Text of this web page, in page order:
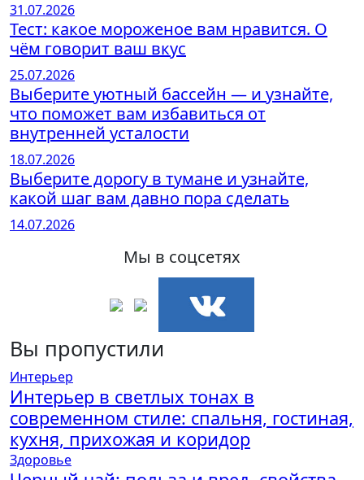
31.07.2026
Тест: какое мороженое вам нравится. О
чём говорит ваш вкус
25.07.2026
Выберите уютный бассейн — и узнайте,
что поможет вам избавиться от
внутренней усталости
18.07.2026
Выберите дорогу в тумане и узнайте,
какой шаг вам давно пора сделать
14.07.2026
Мы в соцсетях
Вы пропустили
Интерьер
Интерьер в светлых тонах в
современном стиле: спальня, гостиная,
кухня, прихожая и коридор
Здоровье